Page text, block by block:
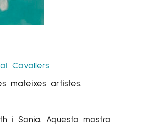
Cavallers
mateixes artistes.
i Sonia. Aquesta mostra